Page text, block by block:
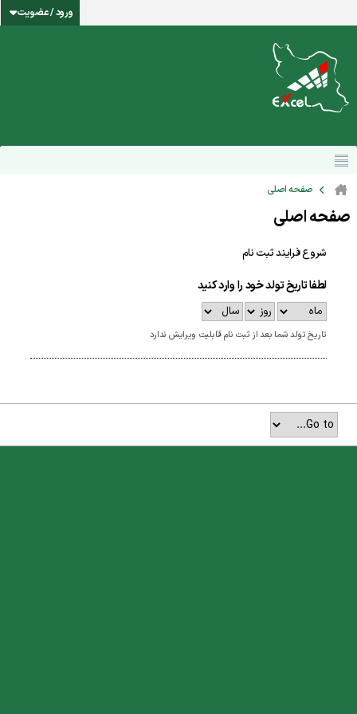
ورود / عضویت
صفحه اصلی
صفحه اصلی
شروع فرایند ثبت نام
لطفا تاریخ تولد خود را وارد کنید
تاریخ تولد شما بعد از ثبت نام قابلیت ویرایش ندارد